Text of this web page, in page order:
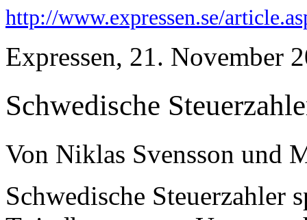
http://www.expressen.se/
Expressen, 21. November
Schwedische
Von Niklas Svensson und
Schwedische Steuerzahler